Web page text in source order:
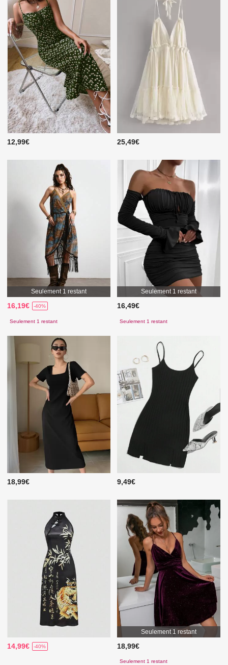
12,99€ 25,49€
Seulement 1 restant
16,19€ -40%
Seulement 1 restant
Seulement 1 restant
16,49€
Seulement 1 restant
18,99€ 9,49€
14,99€ -40%
Seulement 1 restant
18,99€
Seulement 1 restant